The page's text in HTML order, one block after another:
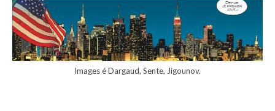
Images é Dargaud, Sente, Jigounov.